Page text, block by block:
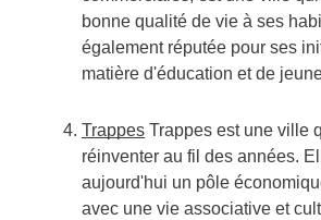
bonne qualité de vie à ses
également réputée pour ses
matière d'éducation et de
TrappesTrappes est une ville
réinventer au fil des années.
aujourd'hui un pôle
avec une vie associative et